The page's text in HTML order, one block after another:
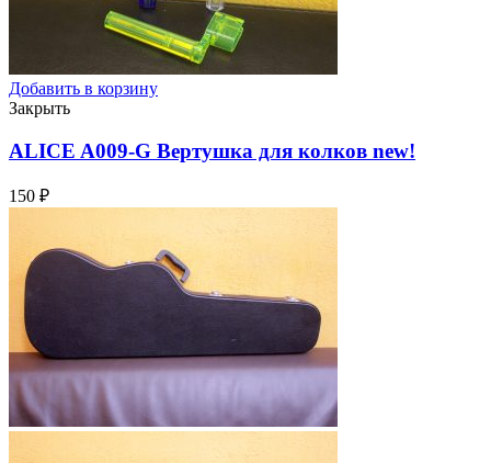
Добавить в корзину
Закрыть
ALICE A009-G Вертушка для колков new!
150 ₽